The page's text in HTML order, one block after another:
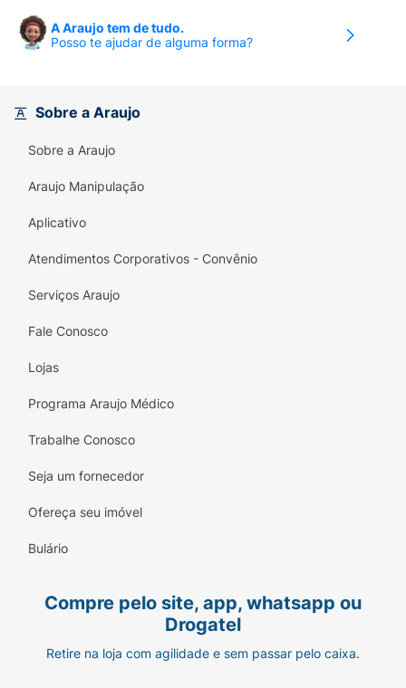
A Araujo tem de tudo.
Posso te ajudar de alguma forma?
Sobre a Araujo
Sobre a Araujo
Araujo Manipulação
Aplicativo
Atendimentos Corporativos - Convênio
Serviços Araujo
Fale Conosco
Lojas
Programa Araujo Médico
Trabalhe Conosco
Seja um fornecedor
Ofereça seu imóvel
Bulário
Compre pelo site, app, whatsapp ou
Drogatel
Retire na loja com agilidade e sem passar pelo caixa.